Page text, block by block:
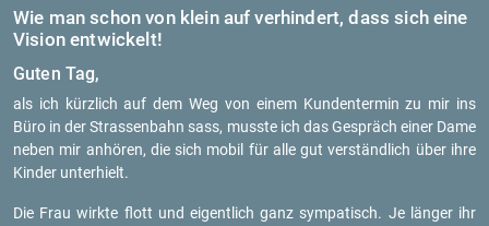
Wie man schon von klein auf ver­hin­dert,dass sich eine
Vi­si­on ent­wi­ckelt!
Guten Tag,
als ich kürz­lich auf dem Weg von einem Kun­den­ter­min zu mir ins
Büro in der Stras­sen­bahn sass, muss­te ich das Ge­spräch einer Dame
neben mir an­hö­ren, die sich mobil für alle gut ver­ständ­lich über ihre
Kin­der un­ter­hielt.
Die Frau wirk­te flott und ei­gent­lich ganz sym­pa­tisch. Je län­ger ihr